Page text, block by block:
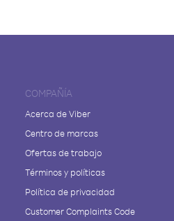
COMPAÑÍA
Acerca de Viber
Centro de marcas
Ofertas de trabajo
Términos y políticas
Política de privacidad
Customer Complaints Code